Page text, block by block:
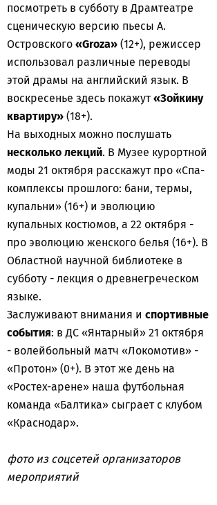
посмотреть в субботу в Драмтеатре
сценическую версию пьесы А.
Островского «Groza» (12+), режиссер
использовал различные переводы
этой драмы на английский язык. В
воскресенье здесь покажут«Зойкину
квартиру» (18+).
На выходных можно послушать
несколько лекций. В Музее курортной
моды 21 октября расскажут про «Спа-
комплексы прошлого: бани, термы,
купальни» (16+) и эволюцию
купальных костюмов, а 22 октября -
про эволюцию женского белья (16+). В
Областной научной библиотеке в
субботу - лекция о древнегреческом
языке.
Заслуживают внимания и спортивные
события: в ДС «Янтарный» 21 октября
- волейбольный матч «Локомотив» -
«Протон» (0+). В этот же день на
«Ростех-арене» наша футбольная
команда «Балтика» сыграет с клубом
«Краснодар».
фото из соцсетей организаторов
мероприятий